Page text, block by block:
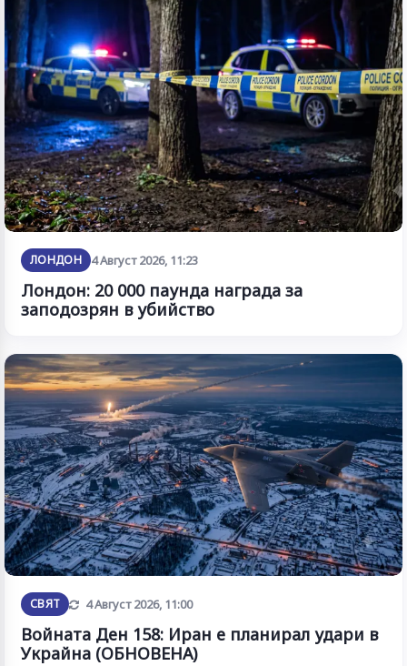
ЛОНДОН 4 Август 2026, 11:23
Лондон: 20 000 паунда награда за
заподозрян в убийство
СВЯТ Обновена
4 Август 2026, 11:00
Войната Ден 158: Иран е планирал удари в
Украйна (ОБНОВЕНА)